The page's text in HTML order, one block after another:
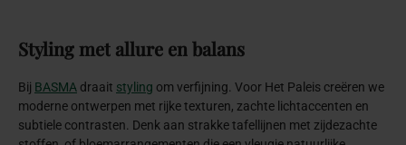
Stylingmet allure enbalans
Bij BASMA draait styling om verfijning. Voor Het Paleis creëren we
moderne ontwerpen met rijke texturen, zachte lichtaccenten en
subtiele contrasten. Denk aan strakke tafellijnen met zijdezachte